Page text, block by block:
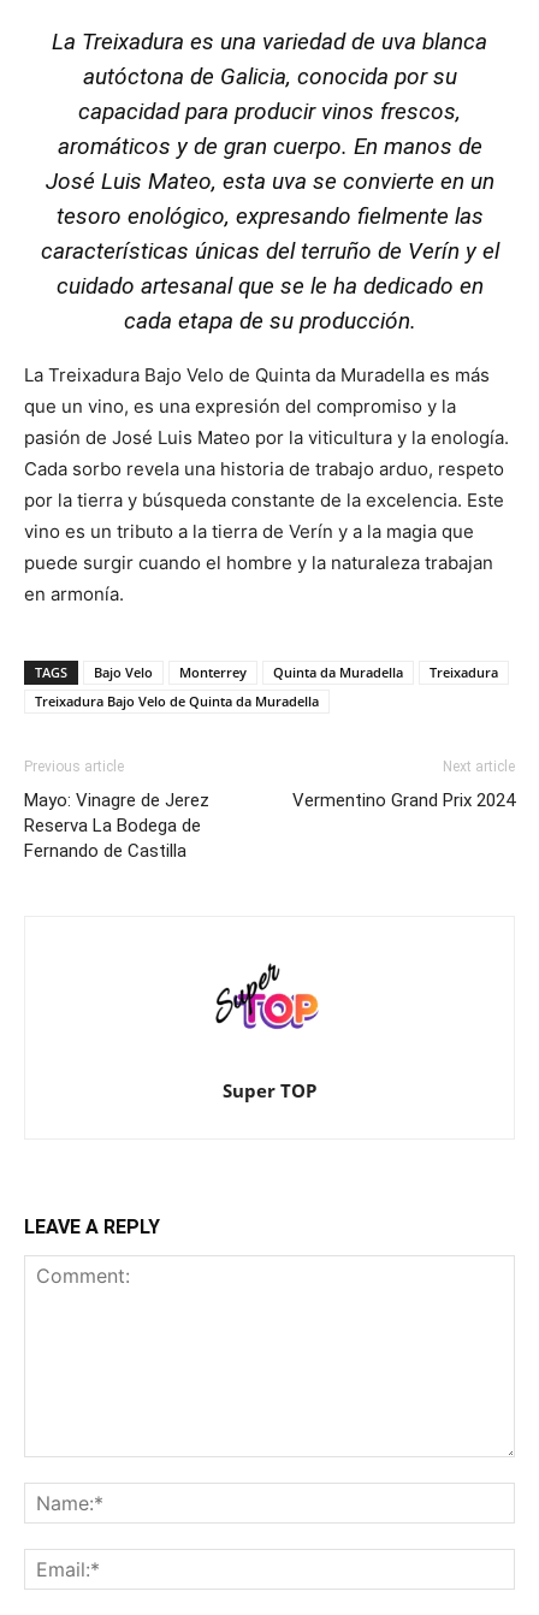
La Treixadura es una variedad de uva blanca
autóctona de Galicia, conocida por su
capacidad para producir vinos frescos,
aromáticos y de gran cuerpo. En manos de
José Luis Mateo, esta uva se convierte en un
tesoro enológico, expresando fielmente las
características únicas del terruño de Verín y el
cuidado artesanal que se le ha dedicado en
cada etapa de su producción.
La Treixadura Bajo Velo de Quinta da Muradella es más
que un vino, es una expresión del compromiso y la
pasión de José Luis Mateo por la viticultura y la enología.
Cada sorbo revela una historia de trabajo arduo, respeto
por la tierra y búsqueda constante de la excelencia. Este
vino es un tributo a la tierra de Verín y a la magia que
puede surgir cuando el hombre y la naturaleza trabajan
en armonía.
TAGS Bajo Velo Monterrey Quinta da Muradella
Treixadura
Treixadura Bajo Velo de Quinta da Muradella
Previous article
Mayo: Vinagre de Jerez
Reserva La Bodega de
Fernando de Castilla
Next article
Vermentino Grand Prix 2024
Super TOP
LEAVE A REPLY